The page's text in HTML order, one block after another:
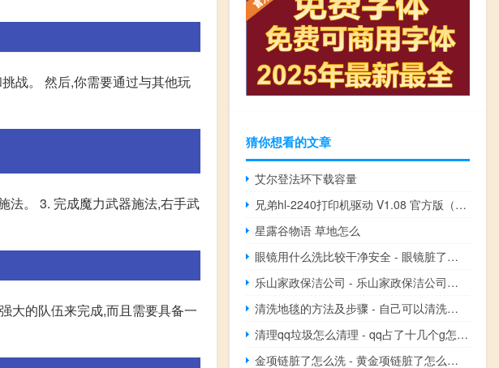
战。 然后,你需要通过与其他玩
法。 3. 完成魔力武器施法,右手武
大的队伍来完成,而且需要具备一
猜你想看的文章
艾尔登法环下载容量
兄弟hl-2240打印机驱动 V1.08 官方版（兄弟hl-2240打印机驱动 V1.08 官方版功能简介）
星露谷物语 草地怎么
眼镜用什么洗比较干净安全 - 眼镜脏了用什么洗最干净
乐山家政保洁公司 - 乐山家政保洁公司电话
清洗地毯的方法及步骤 - 自己可以清洗地毯吗
清理qq垃圾怎么清理 - qq占了十几个g怎么清理
金项链脏了怎么洗 - 黄金项链脏了怎么清洗